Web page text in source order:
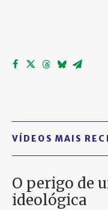
VÍDEOS MAIS
O perigo de
ideológica